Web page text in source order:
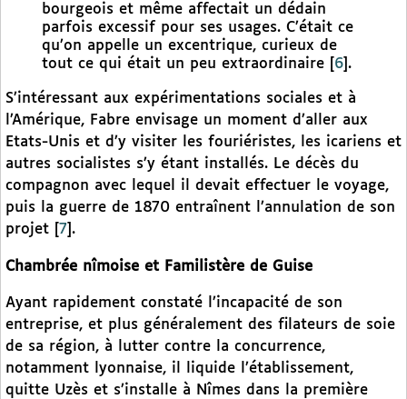
bourgeois et même affectait un dédain
parfois excessif pour ses usages. C’était ce
qu’on appelle un excentrique, curieux de
tout ce qui était un peu extraordinaire
6 .
S’intéressant aux expérimentations sociales et à
l’Amérique, Fabre envisage un moment d’aller aux
Etats-Unis et d’y visiter les fouriéristes, les icariens et
autres socialistes s’y étant installés. Le décès du
compagnon avec lequel il devait effectuer le voyage,
puis la guerre de 1870 entraînent l’annulation de son
projet
7 .
Chambrée nîmoise et Familistère de Guise
Ayant rapidement constaté l’incapacité de son
entreprise, et plus généralement des filateurs de soie
de sa région, à lutter contre la concurrence,
notamment lyonnaise, il liquide l’établissement,
quitte Uzès et s’installe à Nîmes dans la première